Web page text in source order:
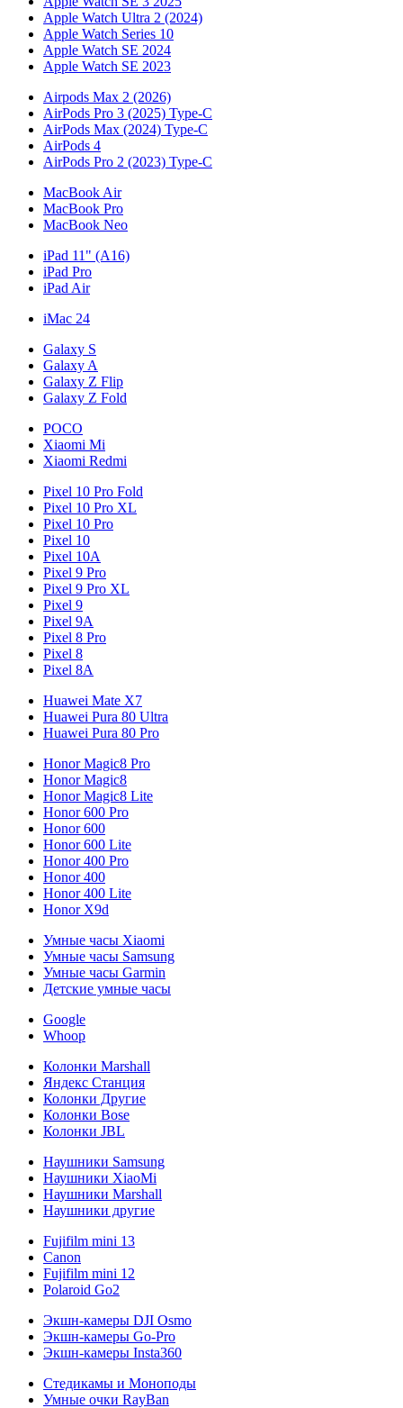
Apple Watch Ultra 2 (2024)
Apple Watch Series 10
Apple Watch SE 2024
Apple Watch SE 2023
Airpods Max 2 (2026)
AirPods Pro 3 (2025) Type-C
AirPods Max (2024) Type-C
AirPods 4
AirPods Pro 2 (2023) Type-C
MacBook Air
MacBook Pro
MacBook Neo
iPad 11" (A16)
iPad Pro
iPad Air
iMac 24
Galaxy S
Galaxy A
Galaxy Z Flip
Galaxy Z Fold
POCO
Xiaomi Mi
Xiaomi Redmi
Pixel 10 Pro Fold
Pixel 10 Pro XL
Pixel 10 Pro
Pixel 10
Pixel 10A
Pixel 9 Pro
Pixel 9 Pro XL
Pixel 9
Pixel 9A
Pixel 8 Pro
Pixel 8
Pixel 8A
Huawei Mate X7
Huawei Pura 80 Ultra
Huawei Pura 80 Pro
Honor Magic8 Pro
Honor Magic8
Honor Magic8 Lite
Honor 600 Pro
Honor 600
Honor 600 Lite
Honor 400 Pro
Honor 400
Honor 400 Lite
Honor X9d
Умные часы Xiaomi
Умные часы Samsung
Умные часы Garmin
Детские умные часы
Google
Whoop
Колонки Marshall
Яндекс Станция
Колонки Другие
Колонки Bose
Колонки JBL
Наушники Samsung
Наушники XiaoMi
Наушники Marshall
Наушники другие
Fujifilm mini 13
Canon
Fujifilm mini 12
Polaroid Go2
Экшн-камеры DJI Osmo
Экшн-камеры Go-Pro
Экшн-камеры Insta360
Стедикамы и Моноподы
Умные очки RayBan